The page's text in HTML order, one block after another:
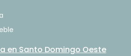
en Santo Domingo Oeste